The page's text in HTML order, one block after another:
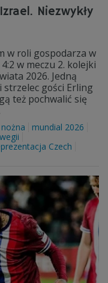
Niezwykły
w roli gospodarza w
w meczu 2. kolejki
2026. Jedną
strzelec gości Erling
też pochwalić się
nożna
mundial 2026
Czech